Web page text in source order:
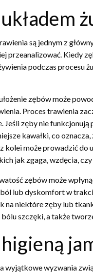
są jednym z
przeanalizować. Kiedy
podczas procesu
zębów może
Proces trawienia
Jeśli zęby nie
kawałki, co
kolei może prowadzić
jak zgaga, wzdęcia,
zębów może
lub dyskomfort w
na niektóre zęby lub
szczęki, a także
wyjątkowe wyzwania